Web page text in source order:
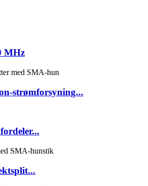
MHz
strømforsyning...